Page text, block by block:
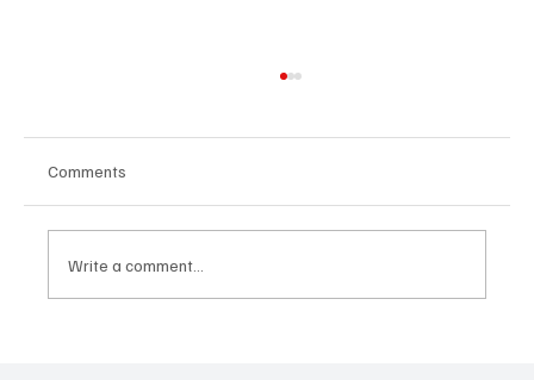
Comments
Write a comment...